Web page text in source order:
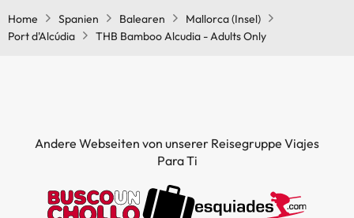
Home Spanien Balearen
Mallorca (Insel)
Port d'Alcúdia
THB Bamboo Alcudia - Adults Only
Andere Webseiten von unserer Reisegruppe Viajes
Para Ti